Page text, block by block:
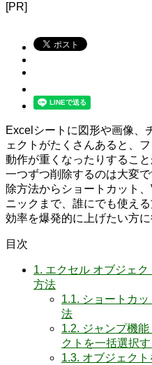
[PR]
Excelシートに図形や画像、
ェクトがたくさんあると、
動作が重くなったりするこ
一つずつ削除するのは大変
除方法からショートカット
ニックまで、誰にでも使え
効率を爆発的に上げたい方に
目次
1. エクセル オブジェ
方法
1.1. ショートカ
法
1.2. ジャンプ機
クトを一括選択
1.3. オブジェク